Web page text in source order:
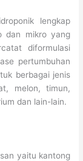
lengkap
dan mikro yang
diformulasi
pertumbuhan
berbagai jenis
melon, timun,
dan lain-lain.
yaitu kantong